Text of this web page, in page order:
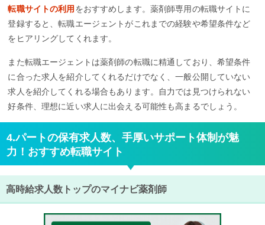
転職サイトの利用 をおすすめします。薬剤師専用の転職サイトに
登録すると、転職エージェントがこれまでの経験や希望条件など
をヒアリングしてくれます。
また転職エージェントは薬剤師の転職に精通しており、希望条件
に合った求人を紹介してくれるだけでなく、一般公開していない
求人を紹介してくれる場合もあります。自力では見つけられない
好条件、理想に近い求人に出会える可能性も高まるでしょう。
4.パートの保有求人数、手厚いサポート体制が魅
力！おすすめ転職サイト
高時給求人数トップのマイナビ薬剤師